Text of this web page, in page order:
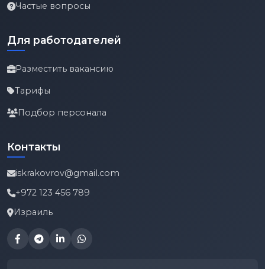
Частые вопросы
Для работодателей
Разместить вакансию
Тарифы
Подбор персонала
Контакты
iskrakovrov@gmail.com
+972 123 456 789
Израиль